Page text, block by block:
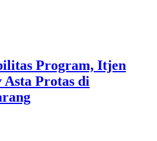
Program, Itjen
Asta Protas di